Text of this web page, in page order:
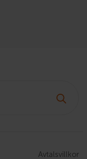
Avtalsvillkor